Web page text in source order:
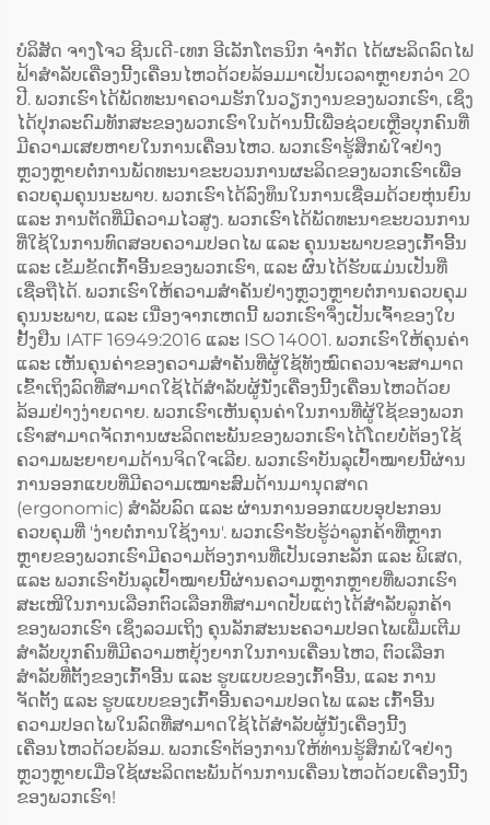
ບໍລິສັດ ຈາງໂຈວ ຊີນເດີ-ເທກ ອີເລັກໂຕຣນິກ ຈຳກັດ ໄດ້ຜະລິດລົດໄຟ
ຟ້າສຳລັບເຄື່ອງນີ້ງເຄື່ອນໄຫວດ້ວຍລ້ອມມາເປັນເວລາຫຼາຍກວ່າ 20
ປີ. ພວກເຮົາໄດ້ພັດທະນາຄວາມຮັກໃນວຽກງານຂອງພວກເຮົາ, ເຊິ່ງ
ໄດ້ປຸກລະດົມທັກສະຂອງພວກເຮົາໃນດ້ານນີ້ເພື່ອຊ່ວຍເຫຼືອບຸກຄົນທີ່
ມີຄວາມເສຍຫາຍໃນການເຄື່ອນໄຫວ. ພວກເຮົາຮູ້ສຶກພໍໃຈຢ່າງ
ຫຼວງຫຼາຍຕໍ່ການພັດທະນາຂະບວນການຜະລິດຂອງພວກເຮົາເພື່ອ
ຄວບຄຸມຄຸນນະພາບ. ພວກເຮົາໄດ້ລົງທຶນໃນການເຊື່ອມດ້ວຍຫຸ່ນຍົນ
ແລະ ການຕັດທີ່ມີຄວາມໄວສູງ. ພວກເຮົາໄດ້ພັດທະນາຂະບວນການ
ທີ່ໃຊ້ໃນການທົດສອບຄວາມປອດໄພ ແລະ ຄຸນນະພາບຂອງເກົ້າອີ້ນ
ແລະ ເຂັມຂັດເກົ້າອີ້ນຂອງພວກເຮົາ, ແລະ ຜົນໄດ້ຮັບແມ່ນເປັນທີ່
ເຊື່ອຖືໄດ້. ພວກເຮົາໃຫ້ຄວາມສຳຄັນຢ່າງຫຼວງຫຼາຍຕໍ່ການຄວບຄຸມ
ຄຸນນະພາບ, ແລະ ເນື່ອງຈາກເຫດນີ້ ພວກເຮົາຈຶ່ງເປັນເຈົ້າຂອງໃບ
ຢັ້ງຢືນ IATF 16949:2016 ແລະ ISO 14001. ພວກເຮົາໃຫ້ຄຸນຄ່າ
ແລະ ເຫັນຄຸນຄ່າຂອງຄວາມສຳຄັນທີ່ຜູ້ໃຊ້ທັງໝົດຄວນຈະສາມາດ
ເຂົ້າເຖິງລົດທີ່ສາມາດໃຊ້ໄດ້ສຳລັບຜູ້ນັ່ງເຄື່ອງນີ້ງເຄື່ອນໄຫວດ້ວຍ
ລ້ອມຢ່າງງ່າຍດາຍ. ພວກເຮົາເຫັນຄຸນຄ່າໃນການທີ່ຜູ້ໃຊ້ຂອງພວກ
ເຮົາສາມາດຈັດການຜະລິດຕະພັນຂອງພວກເຮົາໄດ້ໂດຍບໍ່ຕ້ອງໃຊ້
ຄວາມພະຍາຍາມດ້ານຈິດໃຈເລີຍ. ພວກເຮົາບັນລຸເປົ້າໝາຍນີ້ຜ່ານ
ການອອກແບບທີ່ມີຄວາມເໝາະສົມດ້ານມານຸດສາດ
(ergonomic) ສຳລັບລົດ ແລະ ຜ່ານການອອກແບບອຸປະກອນ
ຄວບຄຸມທີ່ 'ງ່າຍຕໍ່ການໃຊ້ງານ'. ພວກເຮົາຮັບຮູ້ວ່າລູກຄ້າທີ່ຫຼາກ
ຫຼາຍຂອງພວກເຮົາມີຄວາມຕ້ອງການທີ່ເປັນເອກະລັກ ແລະ ພິເສດ,
ແລະ ພວກເຮົາບັນລຸເປົ້າໝາຍນີ້ຜ່ານຄວາມຫຼາກຫຼາຍທີ່ພວກເຮົາ
ສະເໜີໃນການເລືອກຕົວເລືອກທີ່ສາມາດປັບແຕ່ງໄດ້ສຳລັບລູກຄ້າ
ຂອງພວກເຮົາ ເຊິ່ງລວມເຖິງ ຄຸນລັກສະນະຄວາມປອດໄພເພີ່ມເຕີມ
ສຳລັບບຸກຄົນທີ່ມີຄວາມຫຍຸ້ງຍາກໃນການເຄື່ອນໄຫວ, ຕົວເລືອກ
ສຳລັບທີ່ຕັ້ງຂອງເກົ້າອີ້ນ ແລະ ຮູບແບບຂອງເກົ້າອີ້ນ, ແລະ ການ
ຈັດຕັ້ງ ແລະ ຮູບແບບຂອງເກົ້າອີ້ນຄວາມປອດໄພ ແລະ ເກົ້າອີ້ນ
ຄວາມປອດໄພໃນລົດທີ່ສາມາດໃຊ້ໄດ້ສຳລັບຜູ້ນັ່ງເຄື່ອງນີ້ງ
ເຄື່ອນໄຫວດ້ວຍລ້ອມ. ພວກເຮົາຕ້ອງການໃຫ້ທ່ານຮູ້ສຶກພໍໃຈຢ່າງ
ຫຼວງຫຼາຍເມື່ອໃຊ້ຜະລິດຕະພັນດ້ານການເຄື່ອນໄຫວດ້ວຍເຄື່ອງນີ້ງ
ຂອງພວກເຮົາ!